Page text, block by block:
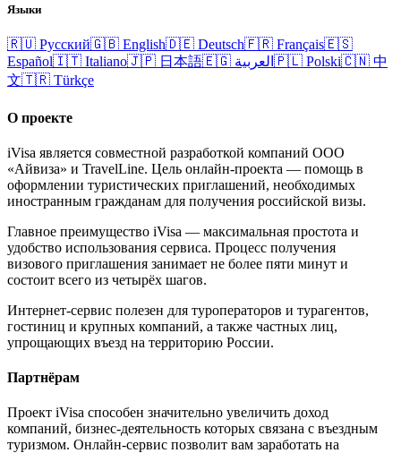
Языки
🇷🇺 Русский🇬🇧 English🇩🇪 Deutsch🇫🇷 Français🇪🇸
Español🇮🇹 Italiano🇯🇵 日本語🇪🇬 العربية 🇵🇱 Polski🇨🇳 中
文🇹🇷 Türkçe
О проекте
iVisa является совместной разработкой компаний ООО
«Айвиза» и TravelLine. Цель онлайн-проекта — помощь в
оформлении туристических приглашений, необходимых
иностранным гражданам для получения российской визы.
Главное преимущество iVisa — максимальная простота и
удобство использования сервиса. Процесс получения
визового приглашения занимает не более пяти минут и
состоит всего из четырёх шагов.
Интернет-сервис полезен для туроператоров и турагентов,
гостиниц и крупных компаний, а также частных лиц,
упрощающих въезд на территорию России.
Партнёрам
Проект iVisa способен значительно увеличить доход
компаний, бизнес-деятельность которых связана с въездным
туризмом. Онлайн-сервис позволит вам заработать на